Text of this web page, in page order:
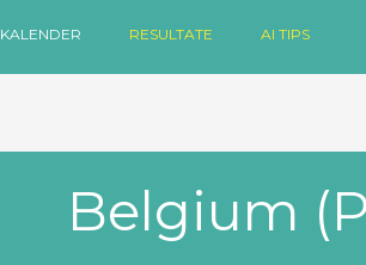
KALENDER RESULTATE AI TIPS
Belgium